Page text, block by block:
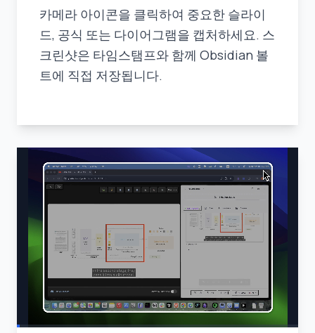
카메라 아이콘을 클릭하여 중요한 슬라이
드, 공식 또는 다이어그램을 캡처하세요. 스
크린샷은 타임스탬프와 함께 Obsidian 볼
트에 직접 저장됩니다.